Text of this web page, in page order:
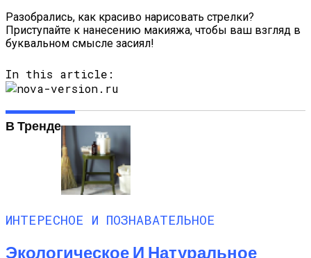
Разобрались, как красиво нарисовать стрелки?
Приступайте к нанесению макияжа, чтобы ваш взгляд в
буквальном смысле засиял!
In this article:
В Тренде
ИНТЕРЕСНОЕ И ПОЗНАВАТЕЛЬНОЕ
Экологическое И Натуральное